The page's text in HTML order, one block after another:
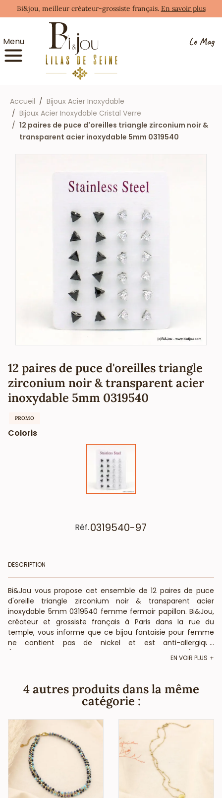
Bi&jou, meilleur créateur-grossiste français. En savoir plus
Menu Le Mag
Accueil
Bijoux Acier Inoxydable
Bijoux Acier Inoxydable Cristal Verre
12 paires de puce d'oreilles triangle zirconium noir &
transparent acier inoxydable 5mm 0319540
12 paires de puce d'oreilles triangle
zirconium noir & transparent acier
inoxydable 5mm 0319540
PROMO
Coloris
Réf.0319540-97
DESCRIPTION
Bi&Jou vous propose cet ensemble de 12 paires de puce
d'oreille triangle zirconium noir & transparent acier
inoxydable 5mm 0319540 femme fermoir papillon. Bi&Jou,
créateur et grossiste français à Paris dans la rue du
temple, vous informe que ce bijou fantaisie pour femme
ne contient pas de nickel et est anti-allergique
(conformément aux lois françaises et européennes).
...
EN VOIR PLUS
4 autres produits dans la même
catégorie :